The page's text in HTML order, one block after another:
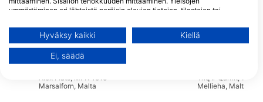
MALTA BLUE DIVING
Preluna Hotel Beachclub,
SLM 1605 Sliema, Malta
Alex Flats, MFN 1516
Marsalforn, Malta
MOSTA ROAD,
ST PAUL’S BAY,
Triq Il-Qarnit, MLH
Mellieha, Malta
ymmärtäminen eri lähteistä peräisin olevien tietojen, tilastojen tai
Rajoitettujen tietojen käyttö sisällön valitsemiseen.
Lisätietoja Googlen tavasta käyttää tietoja löydät täältä:
https://business.safety.google/privacy/
Tietoja voidaan jakaa Euroopan unionin ulkopuolelle ja lähettää
Suostumuksesi ja cookie koskevat vain tätä verkkosivustoa/sovellusta.
Hyväksy kaikki Kiellä
Ei, säädä